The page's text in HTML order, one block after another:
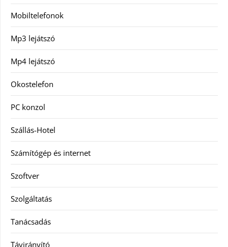
Mobiltelefonok
Mp3 lejátszó
Mp4 lejátszó
Okostelefon
PC konzol
Szállás-Hotel
Számítógép és internet
Szoftver
Szolgáltatás
Tanácsadás
Távirányító